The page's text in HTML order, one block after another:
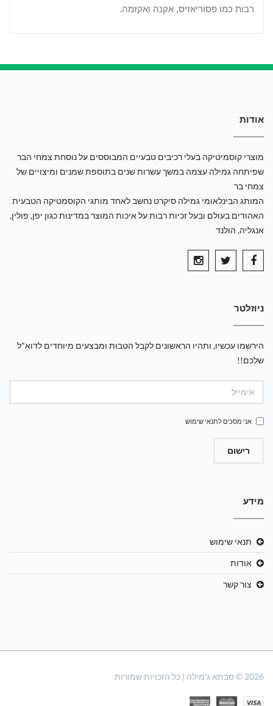
רבות כמו פסוריאזיס, אקנה ואקזמה.
אודות
מוצרי קוסמיטיקה בעלי רכיבים טבעיים המבוססים על נוסחת צמחי הבר
שפיתחה גמילה עצמה במשך עשרות שנים בתוספת שמנים ומיצויים של
צמחי בר
המותג הבינלאומי גמילה סיקרט נחשב לאחד מותגי הקוסמטיקה הטבעית
האהודים בעולם ובעל זכיות רבות על איכות המוצר במדינות כגון יפן, פולין,
אנגליה, הולנד
ניוזלטר
הירשמו עכשיו, ותהיו הראשונים לקבל הטבות ומבצעים מיוחדים לדוא"ל
שלכם!!
אני מסכים לתנאי שימוש
רישום
מידע
תנאי שימוש
אודות
צור קשר
2026 © סבתא ג'מילה | כל הזכויות שמורות